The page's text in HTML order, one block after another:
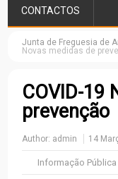
CONTACTOS
Junta de Freguesia de
Novas medidas de
COVID-19
prevenção
Author: admin 14
Informação Pública